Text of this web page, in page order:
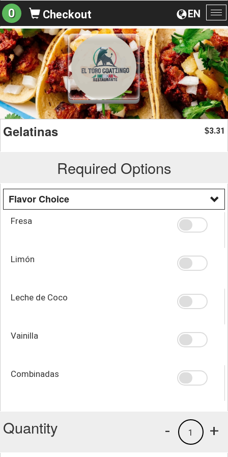
EN
0 Checkout
Gelatinas $3.31
Required Options
Flavor Choice
Fresa
Limón
Leche de Coco
Vainilla
Combinadas
Quantity +
1
-